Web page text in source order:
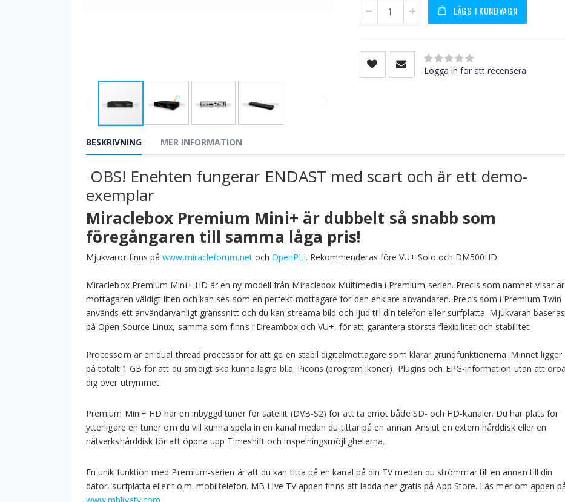
LÄGG I KUNDVAGN
Rating:
0% of100
Logga in för att recensera
BESKRIVNING
OBS! Enehten fungerar ENDAST med scart och är ett demo-
exemplar
Miraclebox Premium Mini+ är dubbelt så snabb som
föregångaren till samma låga pris!
Mjukvaror finns påwww.miracleforum.netochOpenPLi. Rekommenderas före VU+ Solo och DM500HD.
Miraclebox Premium Mini+ HD är en ny modell från Miraclebox Multimedia i Premium-serien. Precis som namnet visar är
mottagaren väldigt liten och kan ses som en perfekt mottagare för den enklare användaren. Precis som i Premium Twin
används ett användarvänligt gränssnitt och du kan streama bild och ljud till din telefon eller surfplatta. Mjukvaran baseras
på Open Source Linux, samma som finns i Dreambox och VU+, för att garantera största flexibilitet och stabilitet.
Processorn är en dual thread processor för att ge en stabil digitalmottagare som klarar grundfunktionerna. Minnet ligger
på totalt 1 GB för att du smidigt ska kunna lagra bl.a. Picons (program ikoner), Plugins och EPG-information utan att oroa
dig över utrymmet.
Premium Mini+ HD har en inbyggd tuner för satellit (DVB-S2) för att ta emot både SD- och HD-kanaler. Du har plats för
ytterligare en tuner om du vill kunna spela in en kanal medan du tittar på en annan. Anslut en extern hårddisk eller en
nätverkshårddisk för att öppna upp Timeshift och inspelningsmöjligheterna.
En unik funktion med Premium-serien är att du kan titta på en kanal på din TV medan du strömmar till en annan till din
dator, surfplatta eller t.o.m. mobiltelefon. MB Live TV appen finns att ladda ner gratis på App Store. Läs mer om appen
MER INFORMATION